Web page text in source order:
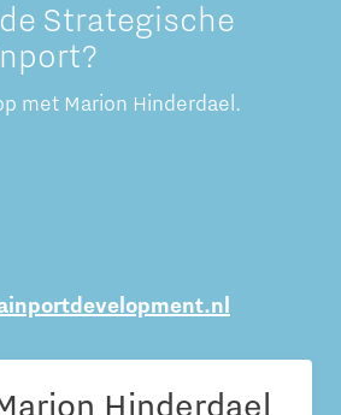
Strategische
met Marion Hinderdael.
Hinderdael